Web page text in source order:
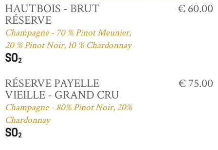
HAUTBOIS - BRUT
RÉSERVE
Champagne - 70 % Pinot Meunier,
20 % Pinot Noir, 10 % Chardonnay
€ 60.00
RÉSERVE PAYELLE
VIEILLE - GRAND CRU
Champagne - 80% Pinot Noir, 20%
Chardonnay
€ 75.00